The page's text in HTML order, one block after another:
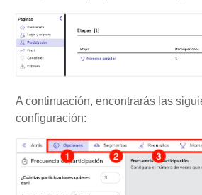
A continuación, encontrarás las
configuración: